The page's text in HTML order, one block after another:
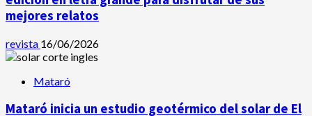
mejores relatos
revista 16/06/2026
Mataró
Mataró inicia un estudio geotérmico del solar de El